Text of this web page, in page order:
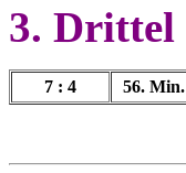
3. Drittel
7 : 4 56. Min.